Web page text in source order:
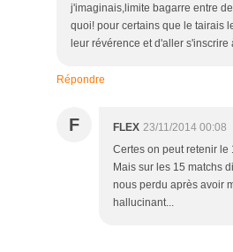
j'imaginais,limite bagarre entre
quoi! pour certains que le tairais
leur révérence et d'aller s'inscrire
Répondre
F FLEX 23/11/2014 00:08
Certes on peut retenir le
Mais sur les 15 matchs
nous perdu après avoir
hallucinant...